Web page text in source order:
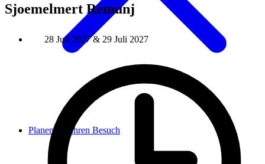
Planen Sie Ihren Besuch
Sjoemelmert Remunj
28 Juli 2027 & 29 Juli 2027